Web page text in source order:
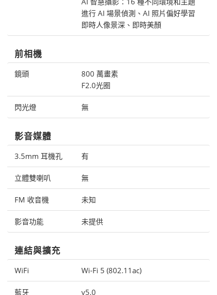
進行 AI 場景偵測、AI 照片偏好學習
即時人像景深、即時美顏
前相機
鏡頭
800 萬畫素
F2.0光圈
閃光燈 無
影音媒體
3.5mm 耳機孔 有
立體雙喇叭 無
FM 收音機 未知
影音功能 未提供
連結與擴充
WiFi Wi-Fi 5 (802.11ac)
藍牙 v5.0